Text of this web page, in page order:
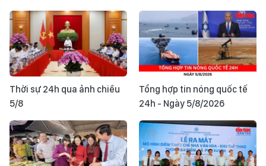
Thời sự 24h qua ảnh chiều
5/8
Tổng hợp tin nóng quốc tế
24h - Ngày 5/8/2026